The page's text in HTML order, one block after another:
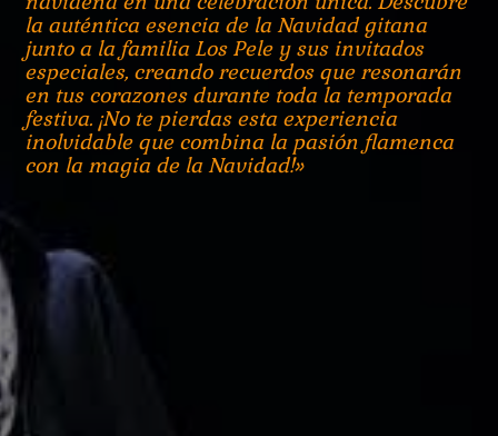
la auténtica esencia de la Navidad gitana
junto a la familia Los Pele y sus invitados
especiales, creando recuerdos que resonarán
en tus corazones durante toda la temporada
festiva. ¡No te pierdas esta experiencia
inolvidable que combina la pasión flamenca
con la magia de la Navidad!»